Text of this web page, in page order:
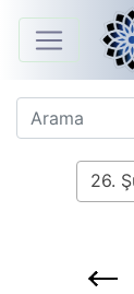
Anasayfa
Sûreler
Arapça